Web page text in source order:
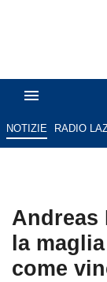
NOTIZIE RADIO
Andreas
la
come